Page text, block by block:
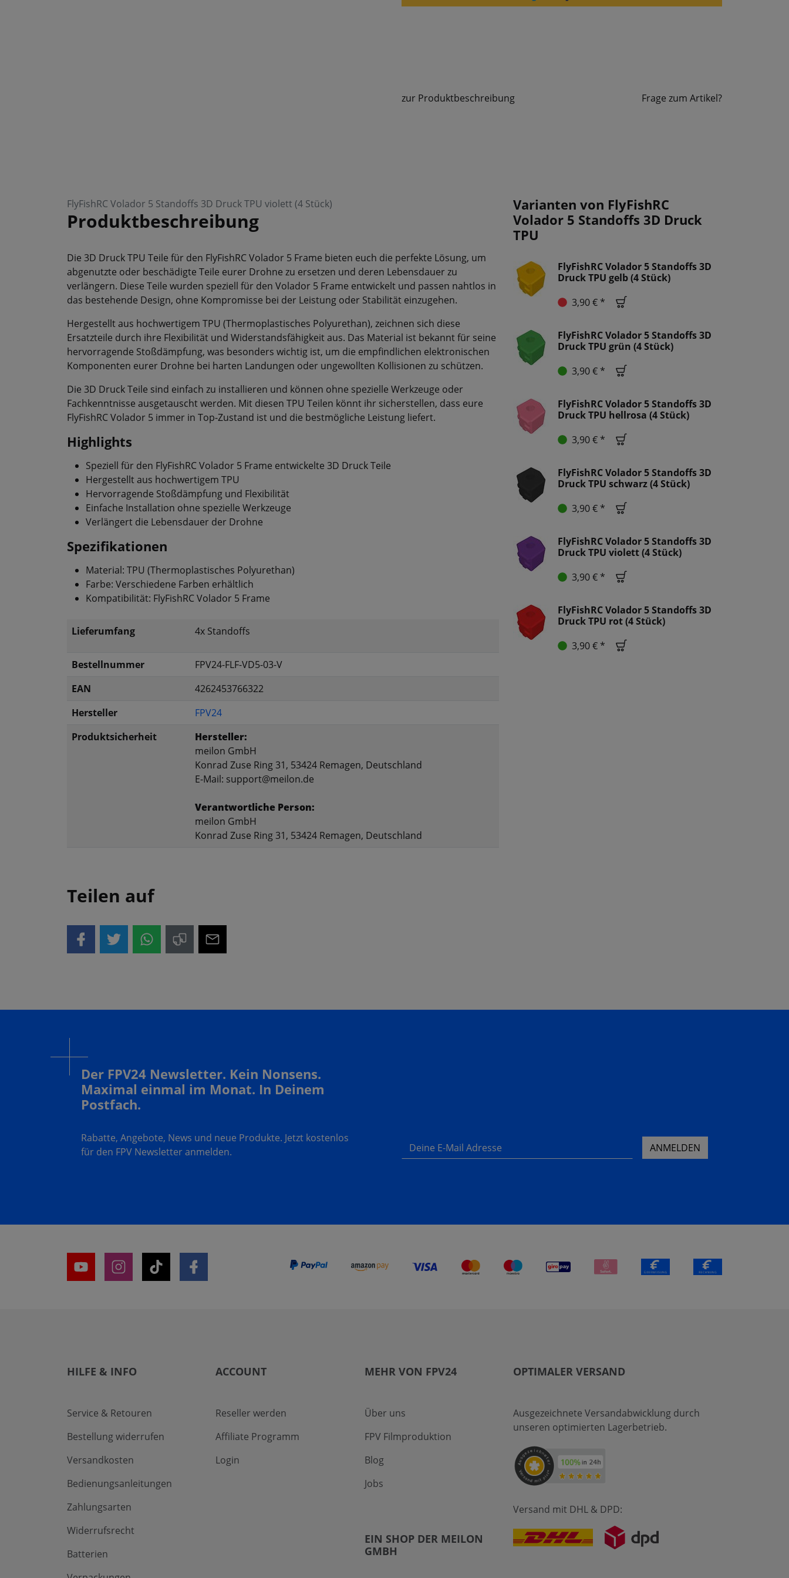
zur Produktbeschreibung Frage zum Artikel?
FlyFishRC Volador 5 Standoffs 3D Druck TPU violett (4 Stück)
Produktbeschreibung
Die 3D Druck TPU Teile für den FlyFishRC Volador 5 Frame bieten euch die perfekte Lösung, um
abgenutzte oder beschädigte Teile eurer Drohne zu ersetzen und deren Lebensdauer zu
verlängern. Diese Teile wurden speziell für den Volador 5 Frame entwickelt und passen nahtlos in
das bestehende Design, ohne Kompromisse bei der Leistung oder Stabilität einzugehen.
Hergestellt aus hochwertigem TPU (Thermoplastisches Polyurethan), zeichnen sich diese
Ersatzteile durch ihre Flexibilität und Widerstandsfähigkeit aus. Das Material ist bekannt für seine
hervorragende Stoßdämpfung, was besonders wichtig ist, um die empfindlichen elektronischen
Komponenten eurer Drohne bei harten Landungen oder ungewollten Kollisionen zu schützen.
Die 3D Druck Teile sind einfach zu installieren und können ohne spezielle Werkzeuge oder
Fachkenntnisse ausgetauscht werden. Mit diesen TPU Teilen könnt ihr sicherstellen, dass eure
FlyFishRC Volador 5 immer in Top-Zustand ist und die bestmögliche Leistung liefert.
Highlights
Speziell für den FlyFishRC Volador 5 Frame entwickelte 3D Druck Teile
Hergestellt aus hochwertigem TPU
Hervorragende Stoßdämpfung und Flexibilität
Einfache Installation ohne spezielle Werkzeuge
Verlängert die Lebensdauer der Drohne
Spezifikationen
Material: TPU (Thermoplastisches Polyurethan)
Farbe: Verschiedene Farben erhältlich
Kompatibilität: FlyFishRC Volador 5 Frame
Lieferumfang 4x Standoffs
Bestellnummer
FPV24-FLF-VD5-03-V
EAN
4262453766322
Hersteller
FPV24
Produktsicherheit
Hersteller:
meilon GmbH
Konrad Zuse Ring 31, 53424 Remagen, Deutschland
E-Mail: support@meilon.de
Verantwortliche Person:
meilon GmbH
Konrad Zuse Ring 31, 53424 Remagen, Deutschland
Teilen auf
Varianten von FlyFishRC
Volador 5 Standoffs 3D Druck
TPU
FlyFishRC Volador 5 Standoffs 3D
Druck TPU gelb (4 Stück)
3,90 € *
FlyFishRC Volador 5 Standoffs 3D
Druck TPU grün (4 Stück)
3,90 € *
FlyFishRC Volador 5 Standoffs 3D
Druck TPU hellrosa (4 Stück)
3,90 € *
FlyFishRC Volador 5 Standoffs 3D
Druck TPU schwarz (4 Stück)
3,90 € *
FlyFishRC Volador 5 Standoffs 3D
Druck TPU violett (4 Stück)
3,90 € *
FlyFishRC Volador 5 Standoffs 3D
Druck TPU rot (4 Stück)
3,90 € *
Der FPV24 Newsletter. Kein Nonsens.
Maximal einmal im Monat. In Deinem
Postfach.
Rabatte, Angebote, News und neue Produkte. Jetzt kostenlos
für den FPV Newsletter anmelden.
Deine E-Mail Adresse ANMELDEN
HILFE & INFO
Service & Retouren
Bestellung widerrufen
Versandkosten
Bedienungsanleitungen
Zahlungsarten
Widerrufsrecht
Batterien
ACCOUNT
Reseller werden
Affiliate Programm
Login
MEHR VON FPV24
Über uns
FPV Filmproduktion
Blog
Jobs
EIN SHOP DER MEILON
GMBH
OPTIMALER VERSAND
Ausgezeichnete Versandabwicklung durch
unseren optimierten Lagerbetrieb.
Versand mit DHL & DPD: